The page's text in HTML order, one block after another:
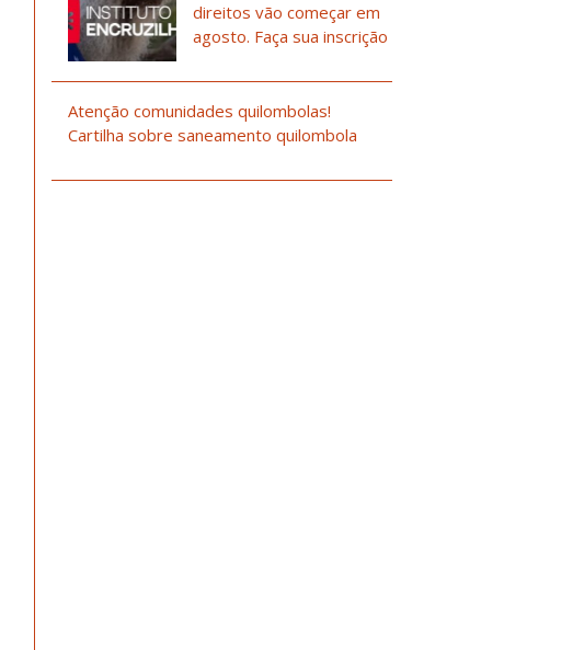
direitos vão começar em
agosto. Faça sua inscrição
Atenção comunidades quilombolas!
Cartilha sobre saneamento quilombola